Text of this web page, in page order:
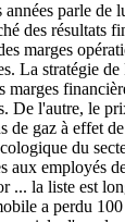
parle de
des résultats
marges
La stratégie de
marges
De l'autre, le
de gaz à effet
du
aux employés
... la liste est
a perdu